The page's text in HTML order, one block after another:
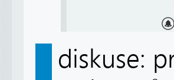
diskuse: